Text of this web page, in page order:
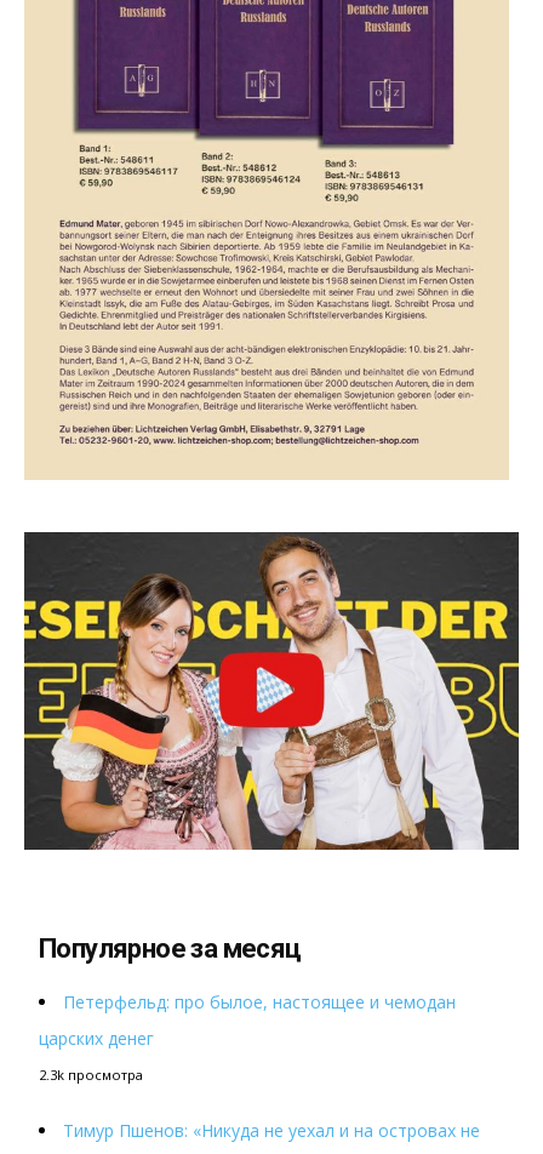
Популярное за месяц
Петерфельд: про былое, настоящее и чемодан
царских денег
2.3k просмотра
Тимур Пшенов: «Никуда не уехал и на островах не